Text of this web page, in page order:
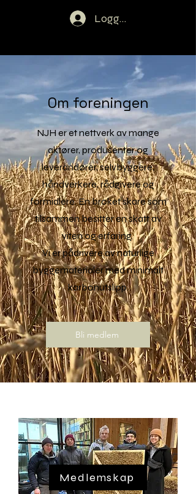
Logg inn
Om foreningen
NJH er et nettverk av mange
aktører, produsenter og
leverandører, selvbyggere,
håndverkere, rådgivere og
formidlere. En broket skare som
tilsammen besitter en skatt av
viten og erfaring.
Vi er pådrivere av naturlige
byggematerialer med minimalt
karbonutslipp.
Bli medlem
Medlemskap